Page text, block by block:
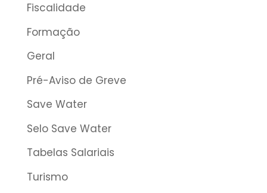
Fiscalidade
Formação
Geral
Pré-Aviso de Greve
Save Water
Selo Save Water
Tabelas Salariais
Turismo